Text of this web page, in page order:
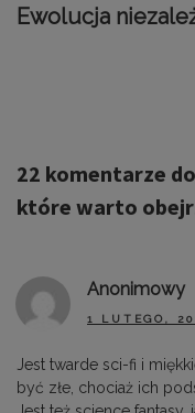
Ewolucja
22 komentarze
które warto
Anonimowy
1 LUTEGO,
Jest twarde sci-fi i
być złe, chociaż ich